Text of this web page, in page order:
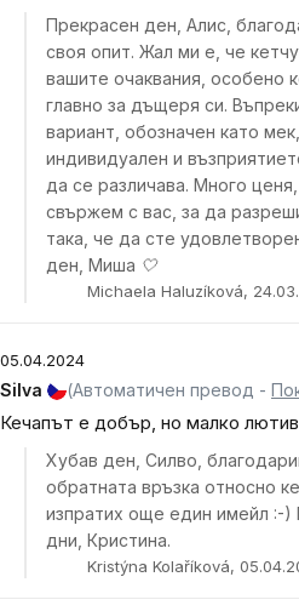
Прекрасен ден, Алис,
своя опит. Жал ми е, че
вашите очаквания, особено
главно за дъщеря си.
вариант, обозначен като
индивидуален и
да се различава. Много
свържем с вас, за да
така, че да сте
ден, Миша 🤍
Michaela Haluzíková,
05.04.2024
Silva (Автоматичен превод -
Кечапът е добър, но малко
Хубав ден, Силво,
обратната връзка относно
изпратих още един имейл :-)
дни, Кристина.
Kristýna Kolaříková,